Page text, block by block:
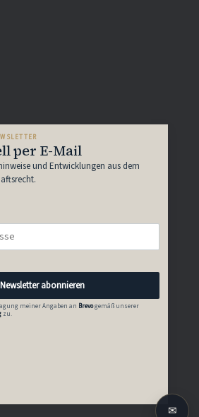
per E-Mail
und Entwicklungen aus dem
Newsletter abonnieren
meiner Angaben an Brevogemäß unserer
zu.
✉